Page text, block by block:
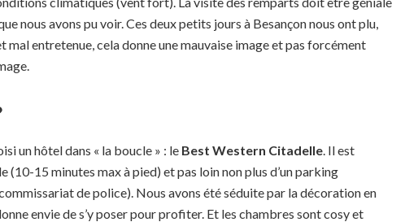
nous avons pu voir. Ces deux petits jours à Besançon nous ont plu,
mal entretenue, cela donne une mauvaise image et pas forcément
un hôtel dans « la boucle » : le Best Western Citadelle . Il est
15 minutes max à pied) et pas loin non plus d’un parking
de police). Nous avons été séduite par la décoration en
envie de s’y poser pour profiter. Et les chambres sont cosy et